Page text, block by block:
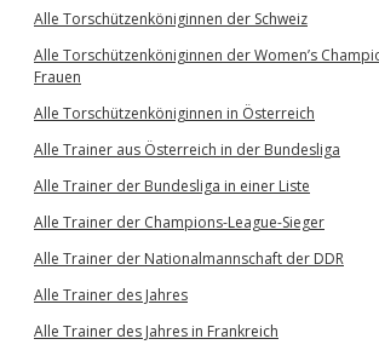
Alle Torschützenköniginnen der Schweiz
Alle Torschützenköniginnen der Women’s
Frauen
Alle Torschützenköniginnen in Österreich
Alle Trainer aus Österreich in der Bundesliga
Alle Trainer der Bundesliga in einer Liste
Alle Trainer der Champions-League-Sieger
Alle Trainer der Nationalmannschaft der DDR
Alle Trainer des Jahres
Alle Trainer des Jahres in Frankreich